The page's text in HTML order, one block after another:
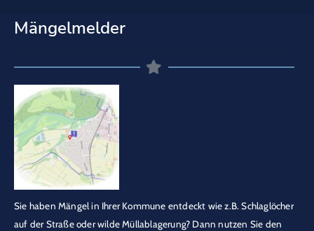
Mängelmelder
Sie haben Mängel in Ihrer Kommune entdeckt wie z.B. Schlaglöcher
auf der Straße oder wilde Müllablagerung? Dann nutzen Sie den